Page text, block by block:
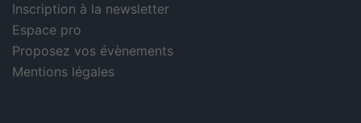
Inscription à la newsletter
Espace pro
Proposez vos évènements
Mentions légales